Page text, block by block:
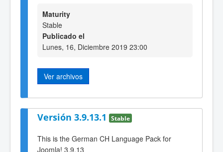
Maturity
Stable
Publicado el
Lunes, 16, Diciembre 2019 23:00
Ver archivos
Versión 3.9.13.1 Stable
This is the German CH Language Pack for
Joomla! 3.9.13